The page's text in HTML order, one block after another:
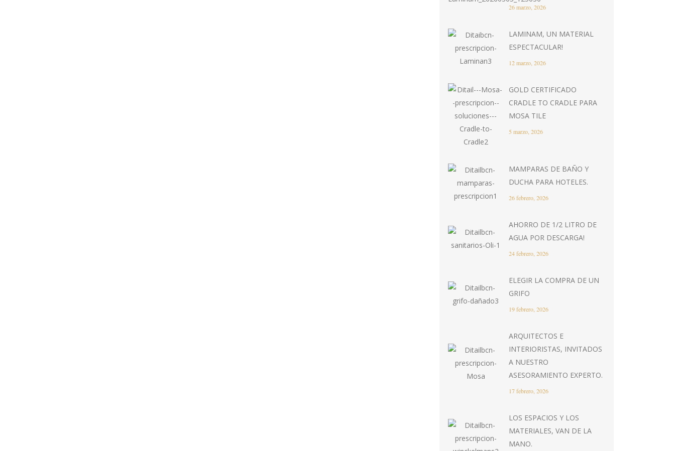
26 marzo, 2026
LAMINAM, UN MATERIAL
ESPECTACULAR!
12 marzo, 2026
GOLD CERTIFICADO
CRADLE TO CRADLE PARA
MOSA TILE
5 marzo, 2026
MAMPARAS DE BAÑO Y
DUCHA PARA HOTELES.
26 febrero, 2026
AHORRO DE 1/2 LITRO DE
AGUA POR DESCARGA!
24 febrero, 2026
ELEGIR LA COMPRA DE UN
GRIFO
19 febrero, 2026
ARQUITECTOS E
INTERIORISTAS, INVITADOS
A NUESTRO
ASESORAMIENTO EXPERTO.
17 febrero, 2026
LOS ESPACIOS Y LOS
MATERIALES, VAN DE LA
MANO.